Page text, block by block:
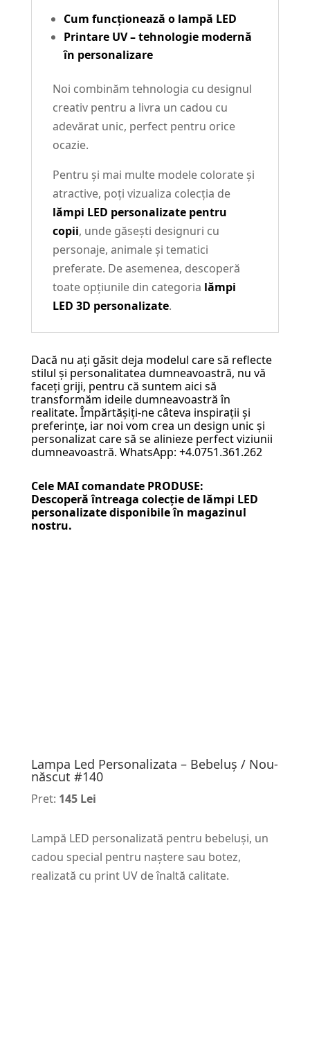
Cum funcționează o lampă LED
Printare UV – tehnologie modernă
în personalizare
Noi combinăm tehnologia cu designul
creativ pentru a livra un cadou cu
adevărat unic, perfect pentru orice
ocazie.
Pentru și mai multe modele colorate și
atractive, poți vizualiza colecția de
lămpi LED personalizate pentru
copii, unde găsești designuri cu
personaje, animale și tematici
preferate. De asemenea, descoperă
toate opțiunile din categoria lămpi
LED 3D personalizate.
Dacă nu ați găsit deja modelul care să reflecte
stilul și personalitatea dumneavoastră, nu vă
faceți griji, pentru că suntem aici să
transformăm ideile dumneavoastră în
realitate. Împărtășiți-ne câteva inspirații și
preferințe, iar noi vom crea un design unic și
personalizat care să se alinieze perfect viziunii
dumneavoastră. WhatsApp: +4.0751.361.262
Cele MAI comandate PRODUSE:
Descoperă întreaga colecție de lămpi LED
personalizatedisponibile în magazinul
nostru.
Lampa Led Personalizata – Bebeluș / Nou-
născut #140
Pret: 145 Lei
Lampă LED personalizată pentru bebeluși, un
cadou special pentru naștere sau botez,
realizată cu print UV de înaltă calitate.